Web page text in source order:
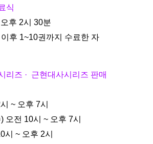
식
후 2시 30분
후 1~10권까지 수료한 자
리즈 · 근현대사시리즈 판매
~ 오후 7시
오전 10시 ~ 오후 7시
시 ~ 오후 2시